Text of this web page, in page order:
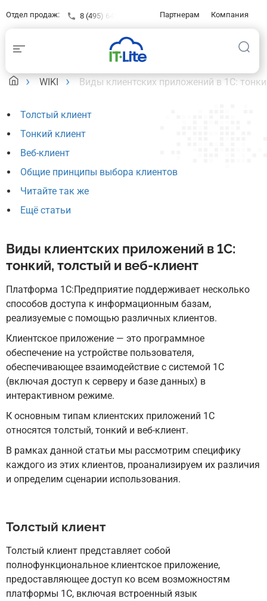
Отдел продаж: 8 (495) 646-23-16 Партнерам
Компания
WIKI Виды клиентских приложений в 1С:
Толстый клиент
Тонкий клиент
Веб-клиент
Общие принципы выбора клиентов
Читайте так же
Ещё статьи
Виды клиентских приложений в 1С:
тонкий, толстый и веб-клиент
Платформа 1С:Предприятие поддерживает несколько
способов доступа к информационным базам,
реализуемые с помощью различных клиентов.
Клиентское приложение — это программное
обеспечение на устройстве пользователя,
обеспечивающее взаимодействие с системой 1С
(включая доступ к серверу и базе данных) в
интерактивном режиме.
К основным типам клиентских приложений 1С
относятся толстый, тонкий и веб-клиент.
В рамках данной статьи мы рассмотрим специфику
каждого из этих клиентов, проанализируем их различия
и определим сценарии использования.
Толстый клиент
Толстый клиент представляет собой
полнофункциональное клиентское приложение,
предоставляющее доступ ко всем возможностям
платформы 1С, включая встроенный язык